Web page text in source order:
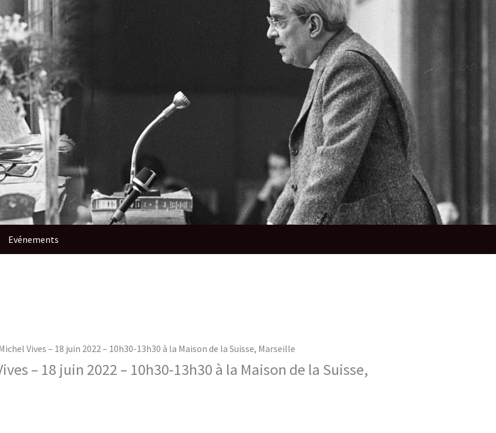
Evénements
Vives – 18 juin 2022 – 10h30-13h30 à la Maison de la Suisse, Marseille
– 18 juin 2022 – 10h30-13h30 à la Maison de la Suisse,